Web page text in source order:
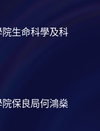
生命科學及科
保良局何鴻燊